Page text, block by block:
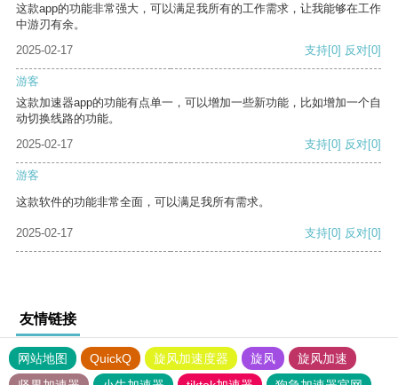
这款app的功能非常强大，可以满足我所有的工作需求，让我能够在工作
中游刃有余。
2025-02-17
支持[0] 反对[0]
游客
这款加速器app的功能有点单一，可以增加一些新功能，比如增加一个自
动切换线路的功能。
2025-02-17
支持[0] 反对[0]
游客
这款软件的功能非常全面，可以满足我所有需求。
2025-02-17 支持[0] 反对[0]
友情链接
网站地图 QuickQ 旋风加速度器 旋风
旋风加速